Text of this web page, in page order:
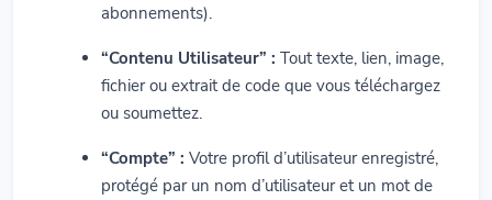
abonnements).
“Contenu Utilisateur” : Tout texte, lien, image,
fichier ou extrait de code que vous téléchargez
ou soumettez.
“Compte” : Votre profil d’utilisateur enregistré,
protégé par un nom d’utilisateur et un mot de